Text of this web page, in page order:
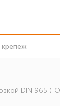
DIN 965